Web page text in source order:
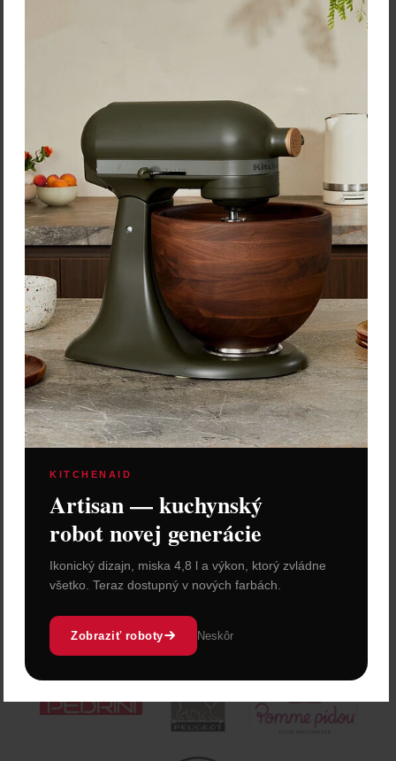
Gio'Style Chladiaca náplň
"1000 Ice" +/- 750 gramov
Cena: 3,60 €s DPH
Overiť dostupnosť
KITCHENAID
Artisan — kuchynský
robot novej generácie
Ikonický dizajn, miska 4,8 l a výkon, ktorý zvládne
všetko. Teraz dostupný v nových farbách.
Zobraziť roboty Neskôr